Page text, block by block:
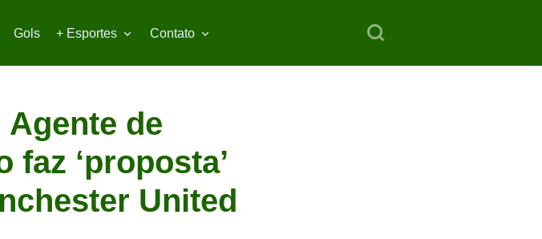
Gols + Esportes Contato
Agente de
‘proposta’
United